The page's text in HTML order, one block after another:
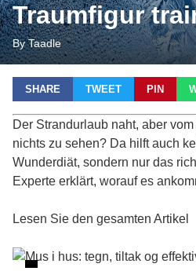
Traumfigur
By Taadle
SHARE TWEET PIN
Der Strandurlaub naht, aber
nichts zu sehen? Da hilft auch
Wunderdiät, sondern nur das
Experte erklärt, worauf es
Lesen Sie den gesamten Artikel